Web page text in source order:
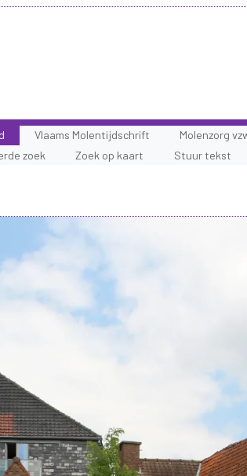
zoek Zoek op kaart Stuur tekst
Vlaams Molentijdschrift Molenzorg